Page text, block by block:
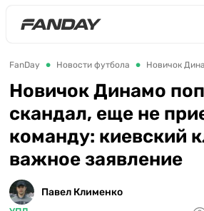
FanDay Новости футбола
Новичок Динамо
скандал, еще не
команду: киевский
важное заявление
Павел Клименко